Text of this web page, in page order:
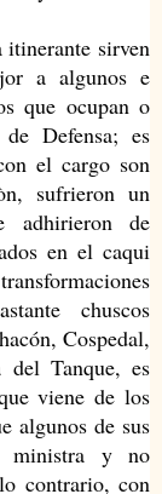
sirven
a algunos e
que ocupan o
Defensa; es
el cargo son
sufrieron un
adhirieron de
en el caqui
chuscos
Cospedal,
del Tanque, es
viene de los
algunos de sus
ministra y no
contrario, con